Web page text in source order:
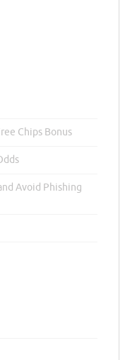
Chips Bonus
Avoid Phishing